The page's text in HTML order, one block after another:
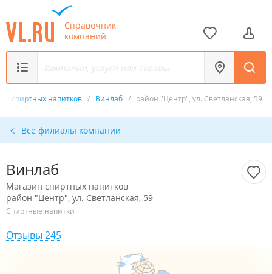
Справочник
компаний
спиртных напитков / Винлаб / район "Центр", ул. Светланская, 59
Все филиалы компании
Винлаб
Магазин спиртных напитков
район "Центр", ул. Светланская, 59
Спиртные напитки
Отзывы 245